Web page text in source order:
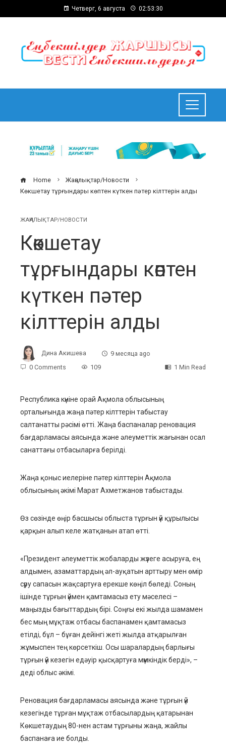
Четверг, 6 августа 02:53:31
Home
Жаңалықтар/Новости
Көкшетау тұрғындары көптен күткен пәтер кілттерін алды
ЖАҢАЛЫҚТАР/НОВОСТИ
Көкшетау
тұрғындары көптен
күткен пәтер
кілттерін алды
Дина Акишева
9 месяца ago
0 Comments
109 1 Min Read
Республика күніне орай Ақмола облысының
орталығында жаңа пәтер кілттерін табыстау
салтанатты рәсімі өтті. Жаңа баспаналар реновация
бағдарламасы аясында және әлеуметтік жағынан осал
санаттағы отбасыларға берілді.
Жаңа қоныс иелеріне пәтер кілттерін Ақмола
облысының әкімі Марат Ахметжанов табыстады.
Өз сөзінде өңір басшысы облыста тұрғын үй құрылысы
қарқын алып келе жатқанын атап өтті.
«Президент әлеуметтік жобаларды жүзеге асыруға, ең
алдымен, азаматтардың әл-ауқатын арттыру мен өмір
сүру сапасын жақсартуға ерекше көңіл бөледі. Соның
ішінде тұрғын үймен қамтамасыз ету мәселесі –
маңызды бағыттардың бірі. Соңғы екі жылда шамамен
бес мың мұқтаж отбасы баспанамен қамтамасыз
етілді, бұл – бұған дейінгі жеті жылда атқарылған
жұмыспен тең көрсеткіш. Осы шаралардың барлығы
тұрғын үй кезегін едәуір қысқартуға мүмкіндік берді», –
деді облыс әкімі.
Реновация бағдарламасы аясында және тұрғын үй
кезегінде тұрған мұқтаж отбасылардың қатарынан
Көкшетаудың 80-нен астам тұрғыны жаңа, жайлы
баспанаға ие болды.